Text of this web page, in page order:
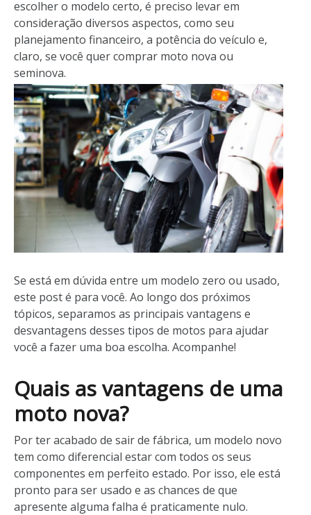
escolher o modelo certo, é preciso levar em
consideração diversos aspectos, como seu
planejamento financeiro, a potência do veículo e,
claro, se você quer comprar moto nova ou
seminova.
Se está em dúvida entre um modelo zero ou usado,
este post é para você. Ao longo dos próximos
tópicos, separamos as principais vantagens e
desvantagens desses tipos de motos para ajudar
você a fazer uma boa escolha. Acompanhe!
Quais as vantagens de uma
moto nova?
Por ter acabado de sair de fábrica, um modelo novo
tem como diferencial estar com todos os seus
componentes em perfeito estado. Por isso, ele está
pronto para ser usado e as chances de que
apresente alguma falha é praticamente nulo.